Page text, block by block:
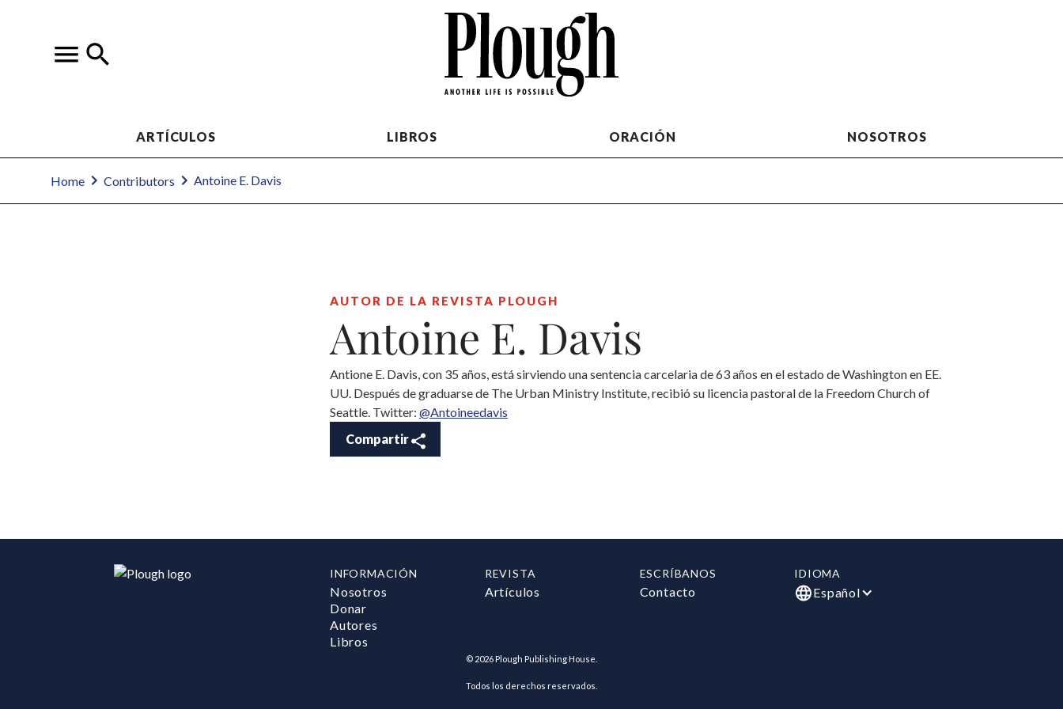
ARTÍCULOS LIBROS ORACIÓN NOSOTROS
Home Contributors Antoine E. Davis
AUTOR DE LA REVISTA PLOUGH
Antoine E. Davis
Antione E. Davis, con 35 años, está sirviendo una sentencia carcelaria de 63 años en el estado de Washington en EE.
UU. Después de graduarse de The Urban Ministry Institute, recibió su licencia pastoral de la Freedom Church of
Seattle. Twitter: @Antoineedavis
Compartir
INFORMACIÓN
Nosotros
Donar
Autores
Libros
REVISTA
Artículos
ESCRÍBANOS
Contacto
IDIOMA
Español
© 2026 Plough Publishing House.
Todos los derechos reservados.